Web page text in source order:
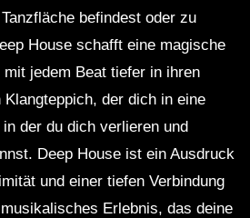
befindest oder zu
House schafft eine magische
jedem Beat tiefer in ihren
der dich in eine
der du dich verlieren und
Deep House ist ein Ausdruck
und einer tiefen Verbindung
Erlebnis, das deine